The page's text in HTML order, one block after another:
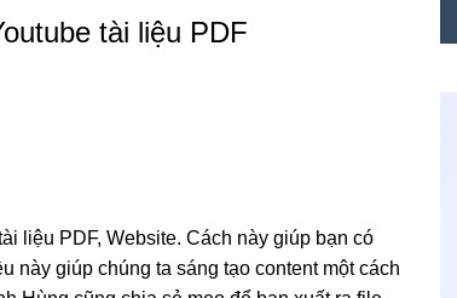
tài liệu PDF
liệu PDF, Website. Cách này giúp bạn có
này giúp chúng ta sáng tạo content một cách